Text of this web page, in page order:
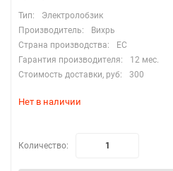
Тип:
Электролобзик
Производитель:
Вихрь
Страна производства:
EC
Гарантия производителя:
12 мес.
Стоимость доставки, руб:
300
Нет в наличии
Количество: